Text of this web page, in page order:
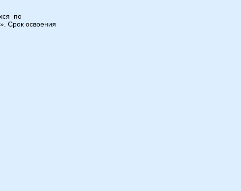
по
Срок освоения